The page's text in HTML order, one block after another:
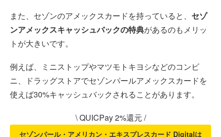
また、セゾンのアメックスカードを持っていると、 セゾ
ンアメックスキャッシュバックの特典があるのもメリッ
トが大きいです。
例えば、ミニストップやマツモトキヨシなどのコンビ
ニ、ドラッグストアでセゾンパールアメックスカードを
使えば30%キャッシュバックされることがあります。
\ QUICPay 2%還元 /
セゾンパール・アメリカン・エキスプレスカード Digitalは